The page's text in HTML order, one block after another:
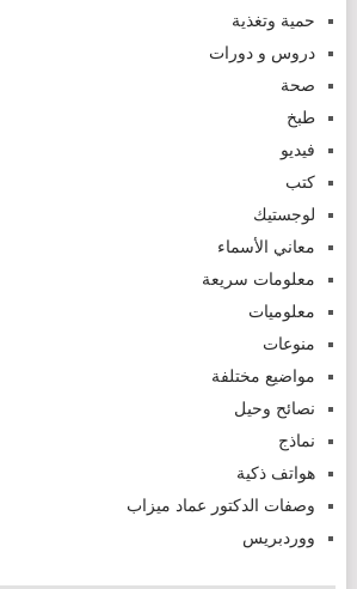
حمية وتغذية
دروس و دورات
صحة
طبخ
فيديو
كتب
لوجستيك
معاني الأسماء
معلومات سريعة
معلوميات
منوعات
مواضيع مختلفة
نصائح وحيل
نماذج
هواتف ذكية
وصفات الدكتور عماد ميزاب
ووردبريس